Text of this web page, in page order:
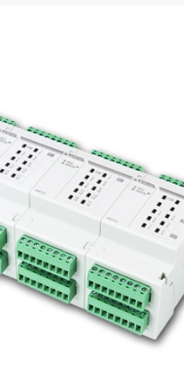
تتابع تيار متبقي من سلسلة ASJ